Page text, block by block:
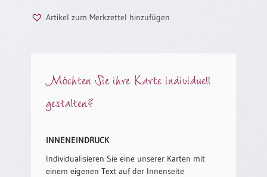
Eheschliessung
Abendmahlszulassung
Kirchen(wieder)eintritt
Urkunden
Artikel zum Merkzettel hinzufügen
Möchten Sie ihre Karte individuell
gestalten?
INNENEINDRUCK
Individualisieren Sie eine unserer Karten mit
einem eigenen Text auf der Innenseite